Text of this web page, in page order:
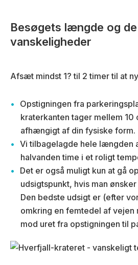
Besøgets længde og
vanskeligheder
Afsæt mindst 1? til 2 timer til at
Opstigningen fra
kraterkanten tager mellem 10
afhængigt af din fysiske form.
Vi tilbagelagde hele længden
halvanden time i et roligt
Det er også muligt kun at gå
udsigtspunkt, hvis man
Den bedste udsigt er (efter
omkring en femtedel af vejen
mod uret fra opstigningen til